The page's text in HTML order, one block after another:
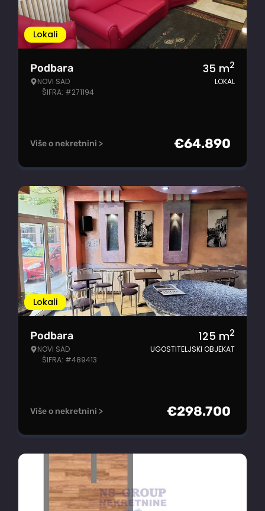
Lokali
Podbara
NOVI SAD
ŠIFRA: #271194
35 m2
LOKAL
Više o nekretnini > €64.890
Lokali
Podbara
NOVI SAD
ŠIFRA: #489413
125 m2
UGOSTITELJSKI OBJEKAT
Više o nekretnini > €298.700